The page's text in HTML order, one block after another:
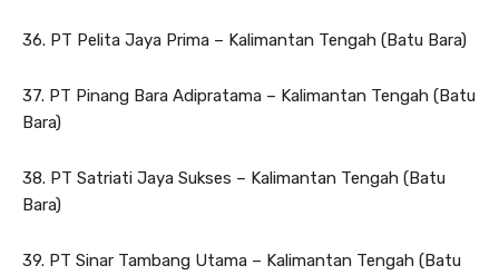
36. PT Pelita Jaya Prima – Kalimantan Tengah (Batu Bara)
37. PT Pinang Bara Adipratama – Kalimantan Tengah (Batu
Bara)
38. PT Satriati Jaya Sukses – Kalimantan Tengah (Batu
Bara)
39. PT Sinar Tambang Utama – Kalimantan Tengah (Batu